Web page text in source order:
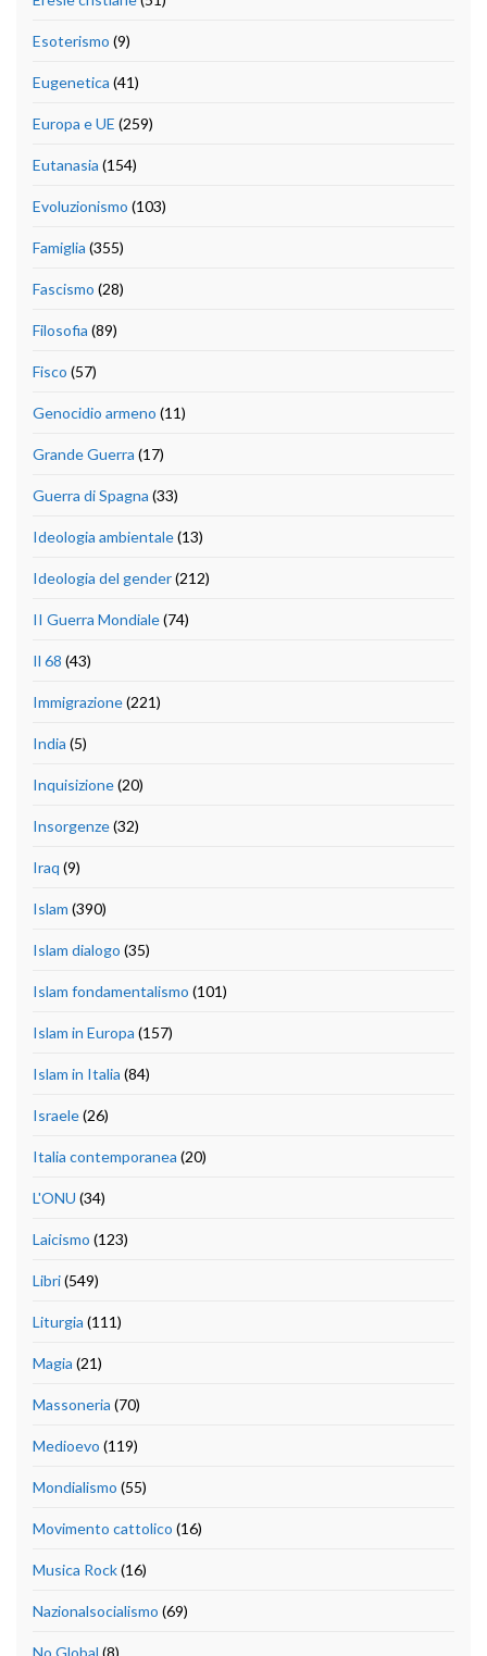
Esoterismo (9)
Eugenetica (41)
Europa e UE (259)
Eutanasia (154)
Evoluzionismo (103)
Famiglia (355)
Fascismo (28)
Filosofia (89)
Fisco (57)
Genocidio armeno (11)
Grande Guerra (17)
Guerra di Spagna (33)
Ideologia ambientale(13)
Ideologia del gender(212)
II Guerra Mondiale(74)
Il 68 (43)
Immigrazione(221)
India (5)
Inquisizione(20)
Insorgenze(32)
Iraq (9)
Islam (390)
Islam dialogo (35)
Islam fondamentalismo (101)
Islam in Europa (157)
Islam in Italia (84)
Israele(26)
Italia contemporanea (20)
L'ONU (34)
Laicismo (123)
Libri(549)
Liturgia (111)
Magia (21)
Massoneria (70)
Medioevo (119)
Mondialismo (55)
Movimento cattolico (16)
Musica Rock(16)
Nazionalsocialismo (69)
No Global (8)